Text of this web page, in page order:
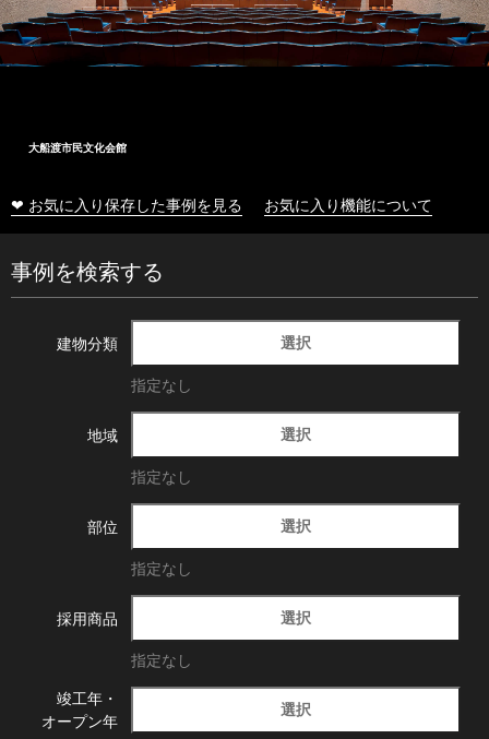
大船渡市民文化会館
❤ お気に入り保存した事例を見る お気に入り機能について
事例を検索する
建物分類 選択
指定なし
地域 選択
指定なし
部位 選択
指定なし
採用商品 選択
指定なし
竣工年・
オープン年
選択